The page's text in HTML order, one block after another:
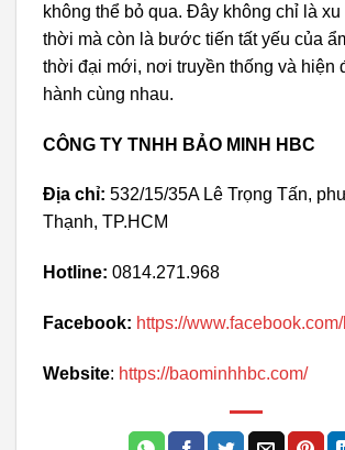
không thể bỏ qua. Đây không chỉ là
thời mà còn là bước tiến tất yếu của
thời đại mới, nơi truyền thống và hiện
hành cùng nhau.
CÔNG TY TNHH BẢO MINH HBC
Địa chỉ: 532/15/35A Lê Trọng Tấn,
Thạnh, TP.HCM
Hotline: 0814.271.968
Facebook: https://
Website: https://baominhhbc.com/